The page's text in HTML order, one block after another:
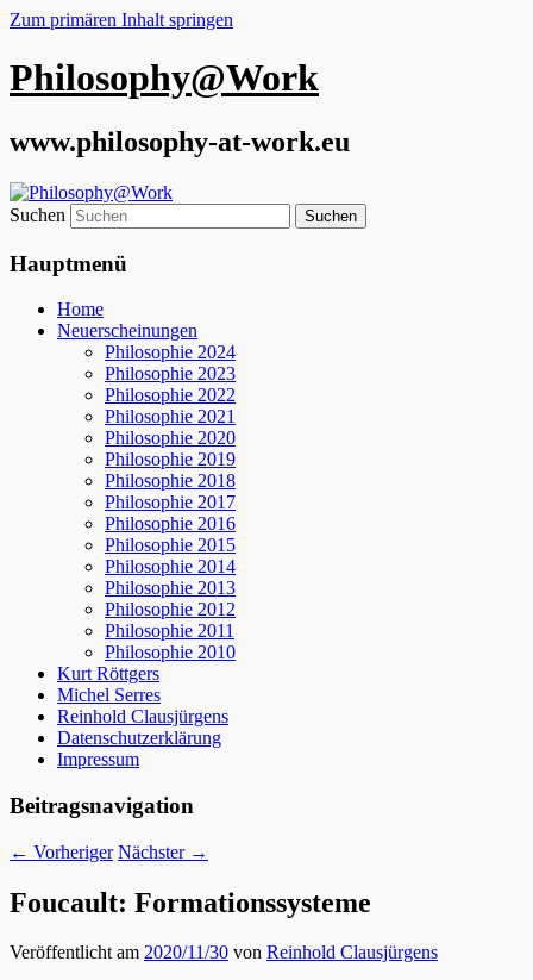
Zum primären Inhalt springen
Philosophy@Work
www.philosophy-at-work.eu
Suchen
Hauptmenü
Home
Neuerscheinungen
Philosophie 2024
Philosophie 2023
Philosophie 2022
Philosophie 2021
Philosophie 2020
Philosophie 2019
Philosophie 2018
Philosophie 2017
Philosophie 2016
Philosophie 2015
Philosophie 2014
Philosophie 2013
Philosophie 2012
Philosophie 2011
Philosophie 2010
Kurt Röttgers
Michel Serres
Reinhold Clausjürgens
Datenschutzerklärung
Impressum
Beitragsnavigation
← Vorheriger Nächster →
Foucault: Formationssysteme
Veröffentlicht am 2020/11/30 von Reinhold Clausjürgens